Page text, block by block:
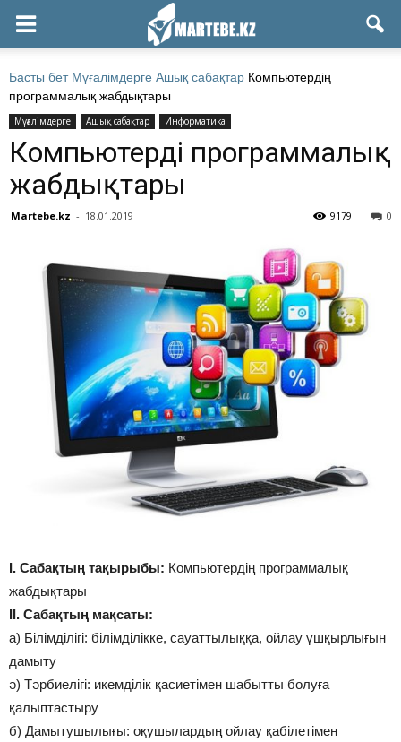
Басты бет Мұғалімдерге Ашық сабақтар Компьютердің
программалық жабдықтары
Мұғалімдерге Ашық сабақтар Информатика
Компьютердің программалық
жабдықтары
Martebe.kz - 18.01.2019 0
9179
І. Сабақтың тақырыбы: Компьютердің программалық
жабдықтары
ІІ. Сабақтың мақсаты:
а) Білімділігі: білімділікке, сауаттылыққа, ойлау ұшқырлығын
дамыту
ә) Тәрбиелігі: икемділік қасиетімен шабытты болуға
қалыптастыру
б) Дамытушылығы: оқушылардың ойлау қабілетімен